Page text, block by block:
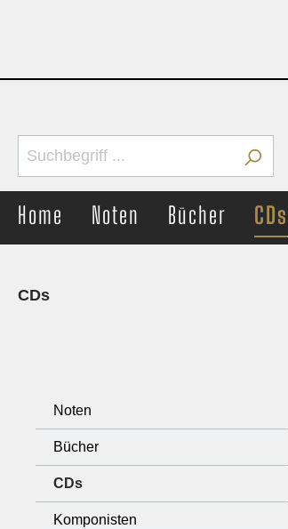
Home Noten Bücher CDs
Originalwerke
Gesang/Chor & Brass Band
CDs
Noten
Bücher
CDs
Komponisten